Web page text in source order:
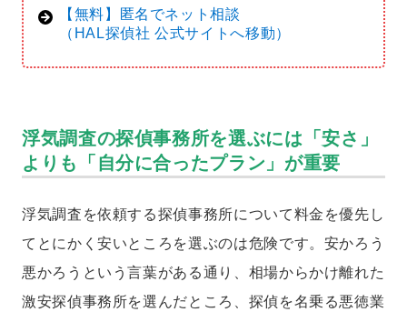
【無料】匿名でネット相談
（HAL探偵社 公式サイトへ移動）
浮気調査の探偵事務所を選ぶには「安さ」
よりも「自分に合ったプラン」が重要
浮気調査を依頼する探偵事務所について料金を優先し
てとにかく安いところを選ぶのは危険です。安かろう
悪かろうという言葉がある通り、相場からかけ離れた
激安探偵事務所を選んだところ、探偵を名乗る悪徳業